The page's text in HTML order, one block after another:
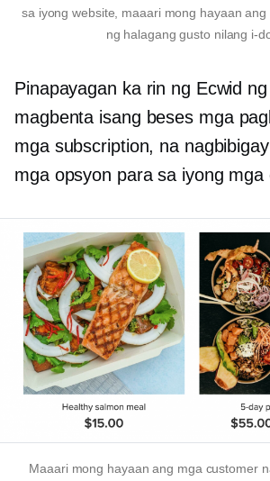
sa iyong website, maaari mong hayaan
ng halagang gusto nilang i-
Pinapayagan ka rin ng Ecwid
magbenta isang beses mga
mga subscription, na
mga opsyon para sa iyong mga
Maaari mong hayaan ang mga customer